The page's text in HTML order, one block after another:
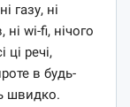
газу, ні
ні wi-fi, нічого
ці речі,
в будь-
швидко.